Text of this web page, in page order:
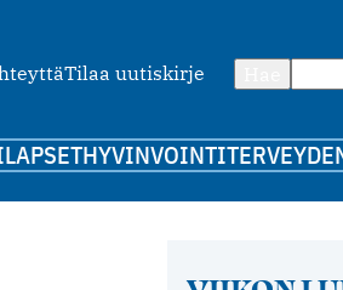
Tilaa uutiskirje
LAPSETHYVINVOINTI